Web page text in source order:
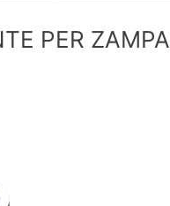
PER ZAMPA